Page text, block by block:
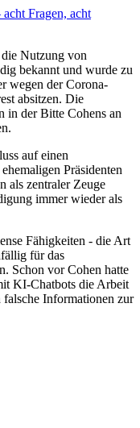
Fragen, acht
die Nutzung von
bekannt und wurde zu
wegen der Corona-
absitzen. Die
in der Bitte Cohens an
auf einen
Präsidenten
als zentraler Zeuge
immer wieder als
Fähigkeiten - die Art
für das
Schon vor Cohen hatte
KI-Chatbots die Arbeit
Informationen zur